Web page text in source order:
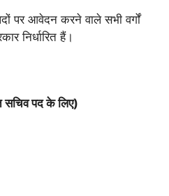
पर आवेदन करने वाले सभी वर्गों
निर्धारित हैं।
सचिव पद के लिए)